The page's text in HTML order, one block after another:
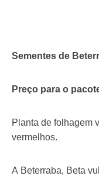
Sementes de
Preço para o
Planta de folhagem
vermelhos.
A Beterraba, Beta